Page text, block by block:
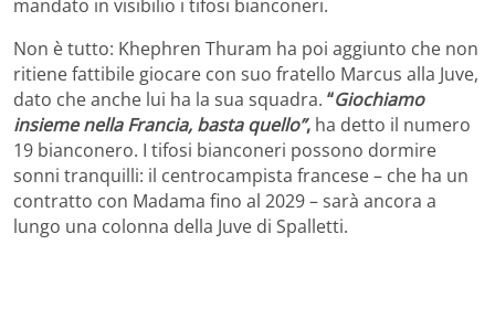
mandato in visibilio i tifosi bianconeri.
Non è tutto: Khephren Thuram ha poi aggiunto che non
ritiene fattibile giocare con suo fratello Marcus alla Juve,
dato che anche lui ha la sua squadra. “Giochiamo
insieme nella Francia, basta quello”, ha detto il numero
19 bianconero. I tifosi bianconeri possono dormire
sonni tranquilli: il centrocampista francese – che ha un
contratto con Madama fino al 2029 – sarà ancora a
lungo una colonna della Juve di Spalletti.